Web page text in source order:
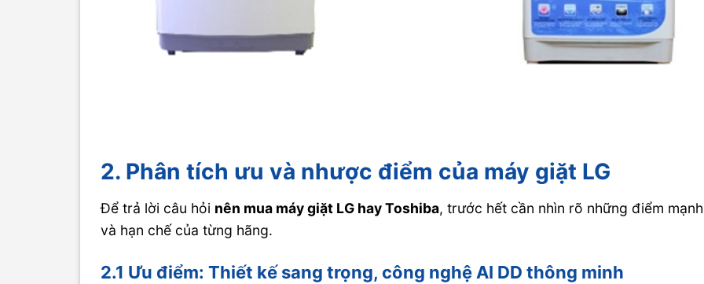
2. Phân tích ưu và nhược điểm của máy giặt LG
Để trả lời câu hỏi nên mua máy giặt LG hay Toshiba, trước hết cần nhìn rõ những điểm mạnh
và hạn chế của từng hãng.
2.1 Ưu điểm: Thiết kế sang trọng, công nghệ AI DD thông minh